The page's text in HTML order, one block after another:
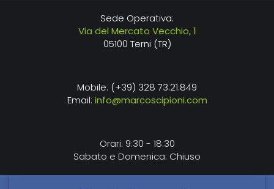
Sede Operativa:
Via del Mercato Vecchio, 1
05100 Terni (TR)
Mobile: (+39) 328 73.21.849
Email: info@marcoscipioni.com
Orari: 9:30 - 18:30
Sabato e Domenica: Chiuso